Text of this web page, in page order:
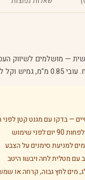
— מושלמים לשיווק
— בדקו עם מגנט קטן לפני
שימוש
מטלית לחה ויבשו היטב
לחץ גבוה, קרחה או שמש